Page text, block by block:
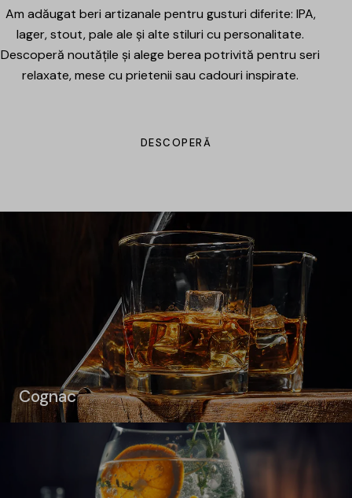
Am adăugat beri artizanale pentru gusturi diferite: IPA,
lager, stout, pale ale și alte stiluri cu personalitate.
Descoperă noutățile și alege berea potrivită pentru seri
relaxate, mese cu prietenii sau cadouri inspirate.
DESCOPERĂ
Cognac